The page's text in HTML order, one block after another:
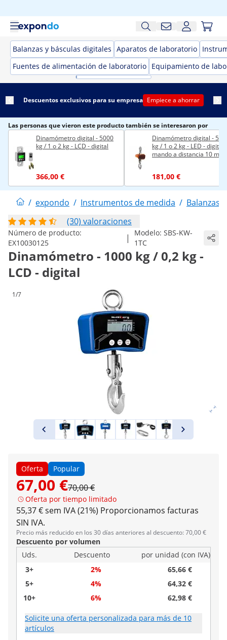
Balanzas y básculas digitales Aparatos de laboratorio
Fuentes de alimentación de laboratorio Equipamiento de
Descuentos exclusivos para su empresa Empiece a ahorrar
Las personas que vieron este producto también se interesaron por
Dinamómetro digital - 5000
kg / 1 o 2 kg - LCD - digital
366,00 €
Dinamómetro digital -
kg / 1 o 2 kg - LED - digital -
mando a distancia 10 m
181,00 €
/ expondo / Instrumentos de medida / Balanzas
(30) valoraciones
Número de producto:
EX10030125
| Modelo:SBS-KW-
1TC
Dinamómetro - 1000 kg / 0,2 kg -
LCD - digital
1/7
Oferta Popular
67,00 €70,00 €
Oferta por tiempo limitado
55,37 € sem IVA (21%) Proporcionamos facturas
SIN IVA.
Precio más reducido en los 30 días anteriores al descuento: 70,00 €
Descuento por volumen
Uds.
Descuento
por unidad (con IVA)
3+
2%
65,66 €
5+
4%
64,32 €
10+
6% 62,98 €
Solicite una oferta personalizada para más de 10
artículos